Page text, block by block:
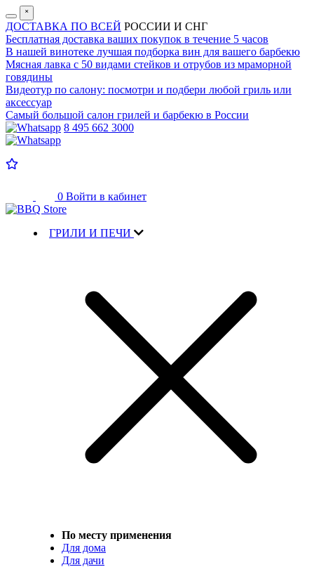
˟
ДОСТАВКА ПО ВСЕЙ РОССИИ И СНГ
Бесплатная доставка ваших покупок в течение 5 часов
В нашей винотеке лучшая подборка вин для вашего барбекю
Мясная лавка с 50 видами стейков и отрубов из мраморной
говядины
Видеотур по салону: посмотри и подбери любой гриль или
аксессуар
Самый большой салон грилей и барбекю в России
8 495 662 3000
0 Войти в кабинет
ГРИЛИ И ПЕЧИ
По месту применения
Для дома
Для дачи